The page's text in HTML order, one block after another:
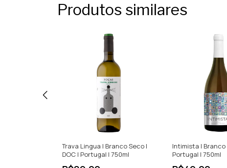
Produtos similares
Trava Lingua | Branco Seco |
DOC | Portugal | 750ml
Intimista | Branco
Portugal | 750ml